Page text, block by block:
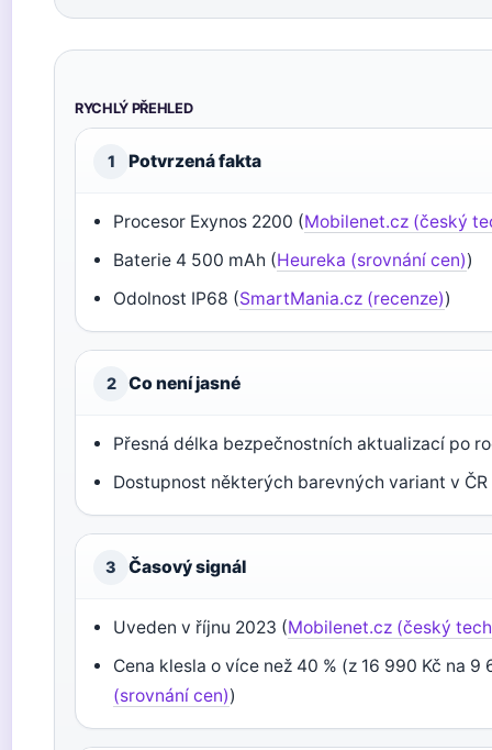
RYCHLÝ PŘEHLED
1 Potvrzená fakta
Procesor Exynos 2200 (Mobilenet.cz (český
Baterie 4 500 mAh (Heureka (srovnání cen))
Odolnost IP68 (SmartMania.cz (recenze))
2 Co není jasné
Přesná délka bezpečnostních aktualizací po
Dostupnost některých barevných variant v ČR
3 Časový signál
Uveden v říjnu 2023 (Mobilenet.cz (český
Cena klesla o více než 40 % (z 16 990 Kč na 9
(srovnání cen))